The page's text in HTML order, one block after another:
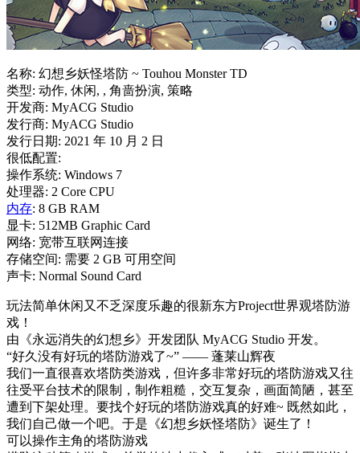
名称: 幻想乡妖怪塔防 ~ Touhou Monster TD
类型: 动作, 休闲, , 角啬扮演, 策略
开发商: MyACG Studio
发行商: MyACG Studio
发行日期: 2021 年 10 月 2 日
很低配置:
操作系统: Windows 7
处理器: 2 Core CPU
内存: 8 GB RAM
显卡: 512MB Graphic Card
网络: 宽带互联网连接
存储空间: 需要 2 GB 可用空间
声卡: Normal Sound Card
玩法简单休闲又不乏深度乐趣的很新东方Project世界观塔防游
戏！
由《永远消失的幻想乡》开发团队 MyACG Studio 开发。
“好久没有好玩的塔防游戏了~” —— 蓬莱山辉夜
我们一直很喜欢塔防类游戏，但许多非常好玩的塔防游戏又往
往受平台技术的限制，制作粗糙，交互复杂，画面简陋，甚至
遭到下架处理。要找个好玩的塔防游戏真的好难~ 既然如此，
我们自己做一个吧。于是《幻想乡妖怪塔防》诞生了！
可以操作主角的塔防游戏